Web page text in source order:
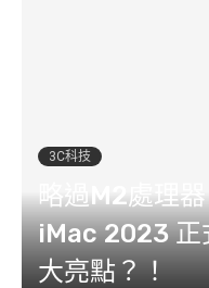
3C科技
略過M2處理
iMac 2023 正
大亮點？！